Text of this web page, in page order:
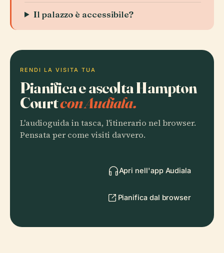
Il palazzo è accessibile?
RENDI LA VISITA TUA
Pianifica e ascolta Hampton
Courtcon Audiala.
L'audioguida in tasca, l'itinerario nel browser.
Pensata per come visiti davvero.
Apri nell'app Audiala
Pianifica dal browser